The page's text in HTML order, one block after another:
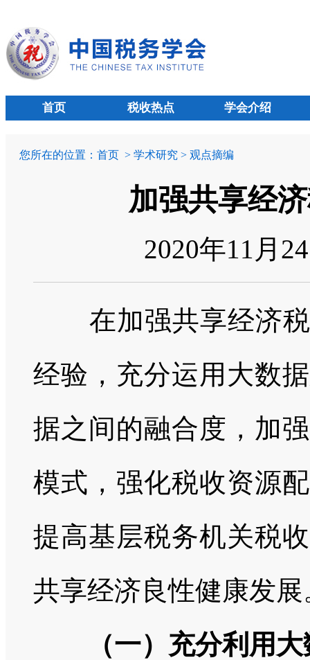
首页 税收热点 学会介绍
您所在的位置： 首页 > 学术研究 > 观点摘编
加强共享经
2020年11月
在加强共享经济
经验，充分运用大数
据之间的融合度，加
模式，强化税收资源
提高基层税务机关税
共享经济良性健康发展
（一）充分利用